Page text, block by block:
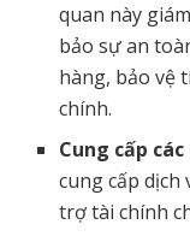
quan này
bảo sự an
hàng, bảo vệ
chính.
Cung cấp
cung cấp
trợ tài chính